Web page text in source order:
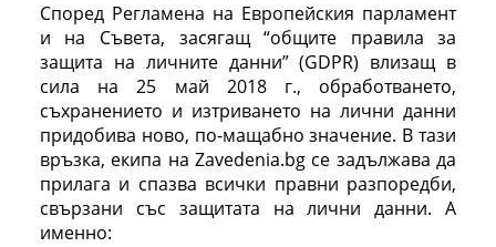
Според Регламена на Европейския парламент
и на Съвета, засягащ “общите правила за
защита на личните данни” (GDPR) влизащ в
сила на 25 май 2018 г., обработването,
съхранението и изтриването на лични данни
придобива ново, по-мащабно значение. В тази
връзка, екипа на Zavedenia.bg се задължава да
прилага и спазва всички правни разпоредби,
свързани със защитата на лични данни. А
именно: